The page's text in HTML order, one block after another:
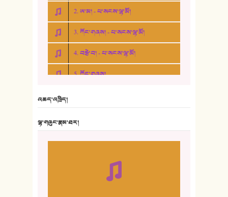
2. ཨ་མ། - པ་སངས་ལྷ་མོ།
3. ཀོང་གཞས། - པ་སངས་ལྷ་མོ།
4. བརྩེ་བ། - པ་སངས་ལྷ་མོ།
5. ཀོང་གཞས།
10. ཆང་གཞས། ༣
འཆད་འཁྲིད།
ལྷ་གཞུང་རྣམ་ཐར།